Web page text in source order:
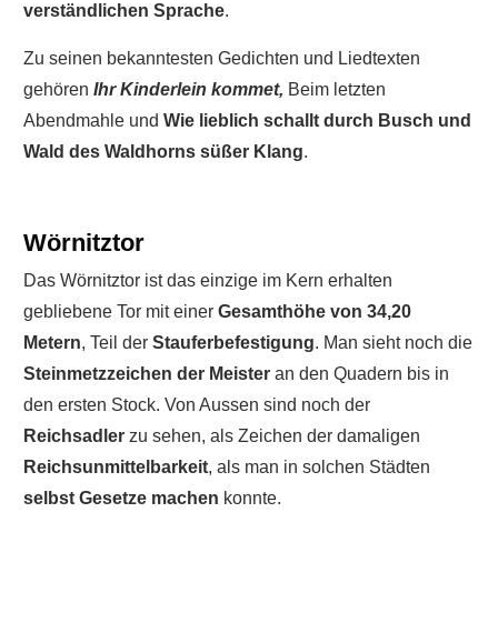
verständlichen Sprache.
Zu seinen bekanntesten Gedichten und Liedtexten
gehören Ihr Kinderlein kommet, Beim letzten
Abendmahle und Wie lieblich schallt durch Busch und
Wald des Waldhorns süßer Klang.
Wörnitztor
Das Wörnitztor ist das einzige im Kern erhalten
gebliebene Tor mit einer Gesamthöhe von 34,20
Metern, Teil der Stauferbefestigung. Man sieht noch die
Steinmetzzeichen der Meister an den Quadern bis in
den ersten Stock. Von Aussen sind noch der
Reichsadler zu sehen, als Zeichen der damaligen
Reichsunmittelbarkeit, als man in solchen Städten
selbst Gesetze machen konnte.